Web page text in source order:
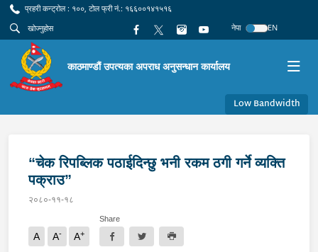
प्रहरी कन्ट्रोल : १००, टोल फ्री नं.: १६६००१४१५१६
नेपा
EN
काठमाण्डौं उपत्यका अपराध अनुसन्धान कार्यालय
Low Bandwidth
“चेक रिपब्लिक पठाईदिन्छु भनी रकम ठगी गर्ने व्यक्ति
पक्राउ”
२०८०-११-१८
A A- A+
Share